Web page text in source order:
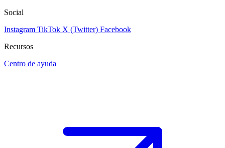
Social
Instagram TikTok X (Twitter) Facebook
Recursos
Centro de ayuda